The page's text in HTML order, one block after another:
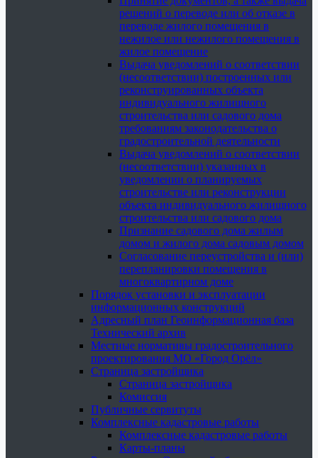
решений о переводе или об отказе в
переводе жилого помещения в
нежилое или нежилого помещения в
жилое помещение
Выдача уведомлений о соответствии
(несоответствии) построенных или
реконструированных объекта
индивидуального жилищного
строительства или садового дома
требованиям законодательства о
градостроительной деятельности
Выдача уведомлений о соответствии
(несоответствии) указанных в
уведомлении о планируемых
строительстве или реконструкции
объекта индивидуального жилищного
строительства или садового дома
Признание садового дома жилым
домом и жилого дома садовым домом
Согласование переустройства и (или)
перепланировки помещения в
многоквартирном доме
Порядок установки и эксплуатации
информационных конструкций
Адресный план Геоинформационная база
Технический архив
Местные нормативы градостроительного
проектирования МО «Город Орёл»
Страница застройщика
Страница застройщика
Комиссия
Публичные сервитуты
Комплексные кадастровые работы
Комплексные кадастровые работы
Карты-планы